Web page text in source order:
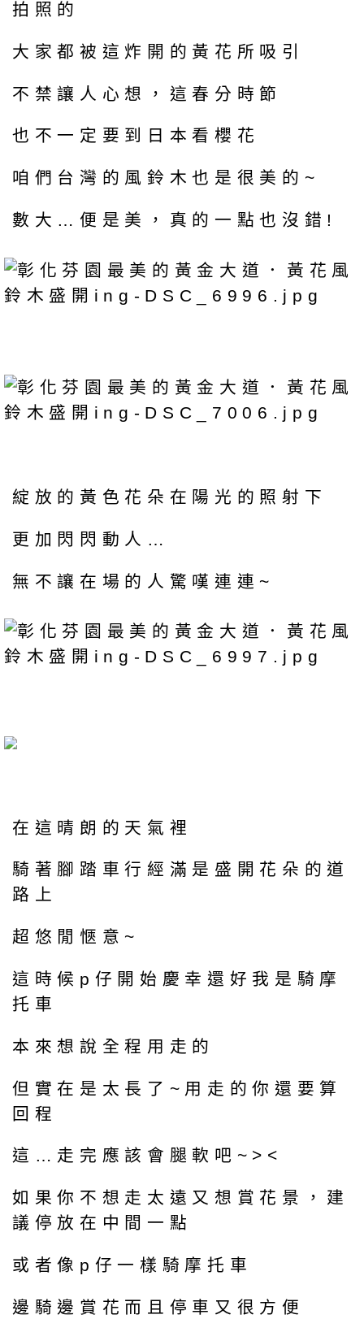
拍照的
大家都被這炸開的黃花所吸引
不禁讓人心想，這春分時節
也不一定要到日本看櫻花
咱們台灣的風鈴木也是很美的~
數大…便是美，真的一點也沒錯!
綻放的黃色花朵在陽光的照射下
更加閃閃動人…
無不讓在場的人驚嘆連連~
在這晴朗的天氣裡
騎著腳踏車行經滿是盛開花朵的道
路上
超悠閒愜意~
這時候p仔開始慶幸還好我是騎摩
托車
本來想說全程用走的
但實在是太長了~用走的你還要算
回程
這…走完應該會腿軟吧~><
如果你不想走太遠又想賞花景，建
議停放在中間一點
或者像p仔一樣騎摩托車
邊騎邊賞花而且停車又很方便